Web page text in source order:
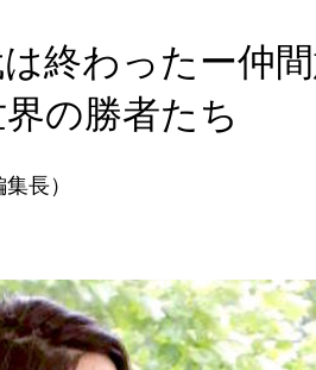
終わったー仲
の勝者たち
長）